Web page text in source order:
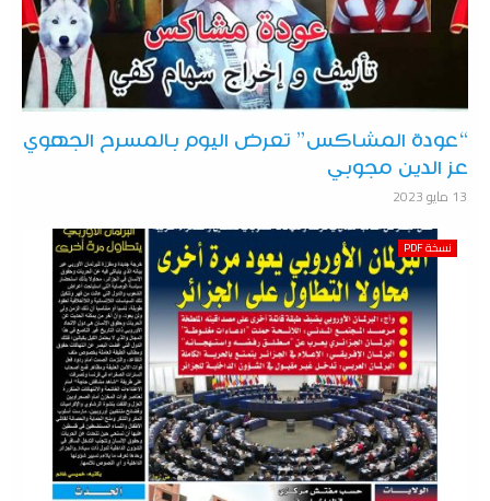
“عودة المشاكس” تعرض اليوم بالمسرح الجهوي
عز الدين مجوبي
13 مايو 2023
نسخة PDF